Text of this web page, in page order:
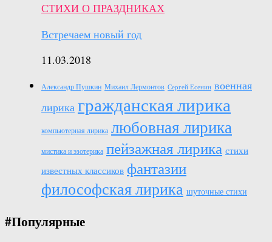
СТИХИ О ПРАЗДНИКАХ
Встречаем новый год
11.03.2018
Александр Пушкин Михаил Лермонтов Сергей Есенин военная
лирика гражданская лирика
компьютерная лирика любовная лирика
мистика и эзотерика пейзажная лирика стихи
известных классиков фантазии
философская лирика шуточные стихи
#Популярные